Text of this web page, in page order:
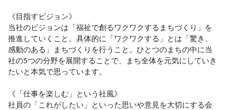
《目指すビジョン》
当社のビジョンは「福祉で創るワクワクするまちづくり」を
推進していくこと。具体的に「ワクワクする」とは「驚き、
感動のある」まちづくりを行うこと。ひとつのまちの中に当
社の5つの分野を展開することで、まち全体を元気にしていき
たいと本気で思っています。
《「仕事を楽しむ」という社風》
社員の「これがしたい」といった思いや意見を大切にする会